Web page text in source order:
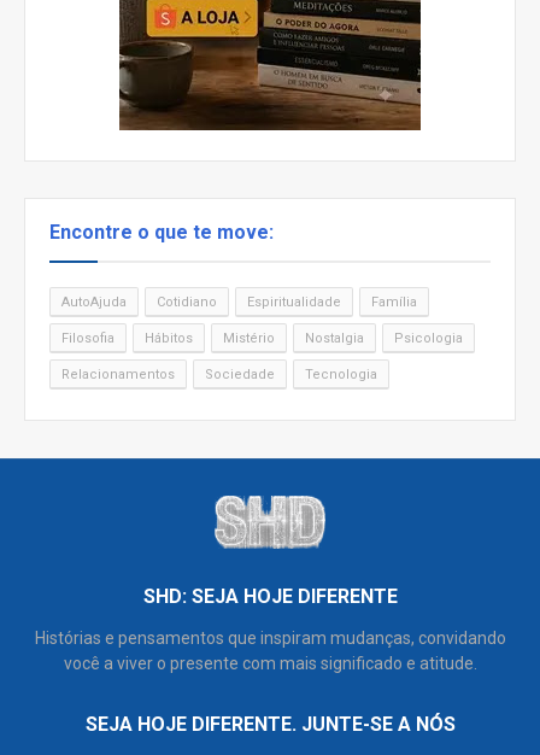
Encontre o que te move:
AutoAjuda Cotidiano Espiritualidade Família
Filosofia Hábitos Mistério Nostalgia Psicologia
Relacionamentos Sociedade Tecnologia
SHD: SEJA HOJE DIFERENTE
Histórias e pensamentos que inspiram mudanças, convidando
você a viver o presente com mais significado e atitude.
SEJA HOJE DIFERENTE. JUNTE-SE A NÓS